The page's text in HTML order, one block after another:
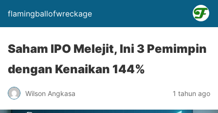
flamingballofwreckage
Saham IPO Melejit, Ini 3 Pemimpin
dengan Kenaikan 144%
Wilson Angkasa 1 tahun ago